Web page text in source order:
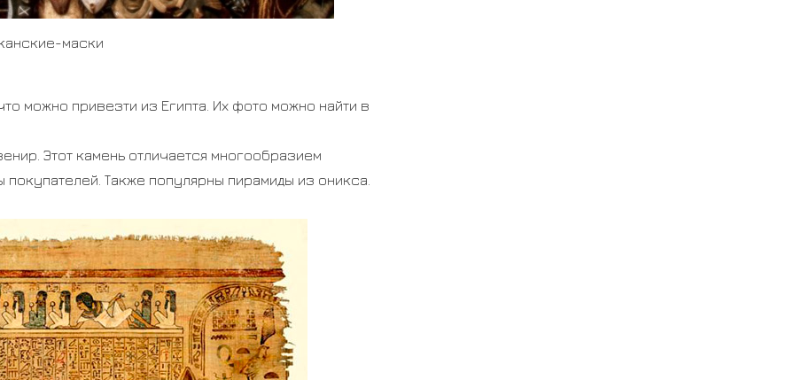
маски
можно привезти из Египта. Их фото можно найти в
Этот камень отличается многообразием
Также популярны пирамиды из оникса.